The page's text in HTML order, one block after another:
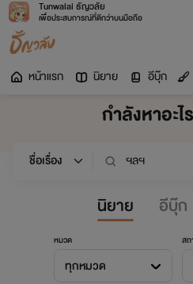
Tunwalai ธัญวลัย
เพื่อประสบการณ์ที่ดีกว่าบนมือถือ
หน้าแรก นิยาย อีบุ๊ก
กำลังหาอะ
นิยาย อีบุ๊ก
หมวด
ทุกหมวด
สถ